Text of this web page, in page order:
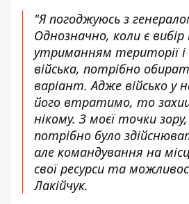
"Я погоджуюсь з
Однозначно, коли є
утриманням території
війська, потрібно
варіант. Адже військо у
його втратимо, то
нікому. З моєї точки зору,
потрібно було
але командування на
свої ресурси та
Лакійчук.